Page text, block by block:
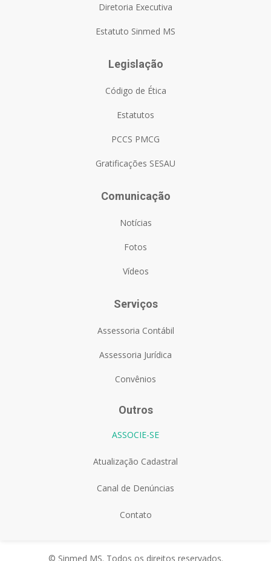
Diretoria Executiva
Estatuto Sinmed MS
Legislação
Código de Ética
Estatutos
PCCS PMCG
Gratificações SESAU
Comunicação
Notícias
Fotos
Vídeos
Serviços
Assessoria Contábil
Assessoria Jurídica
Convênios
Outros
ASSOCIE-SE
Atualização Cadastral
Canal de Denúncias
Contato
© Sinmed MS. Todos os direitos reservados.